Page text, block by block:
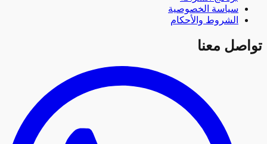
سياسة الخصوصية
الشروط والأحكام
معنا